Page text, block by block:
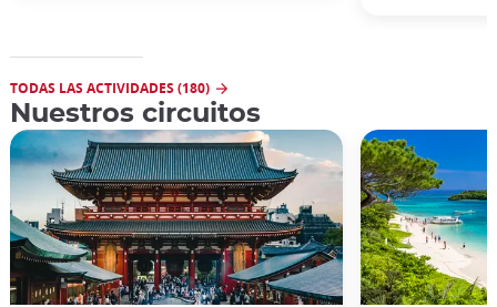
TODAS LAS ACTIVIDADES (180)
Nuestros circuitos